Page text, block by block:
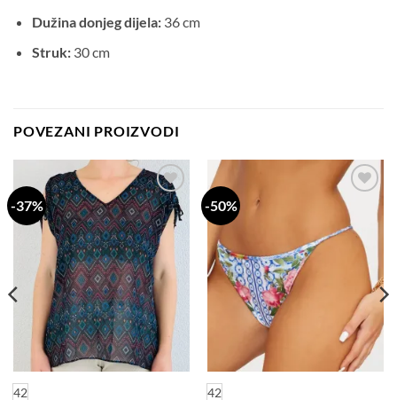
Dužina donjeg dijela:36 cm
Struk:30 cm
POVEZANI PROIZVODI
-37%
Dodaj
na
listu
želja
42
-50%
Dodaj
listu
želja
42